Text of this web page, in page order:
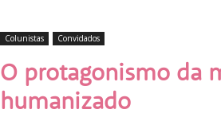
Colunistas Convidados
O protagonismo da
humanizado